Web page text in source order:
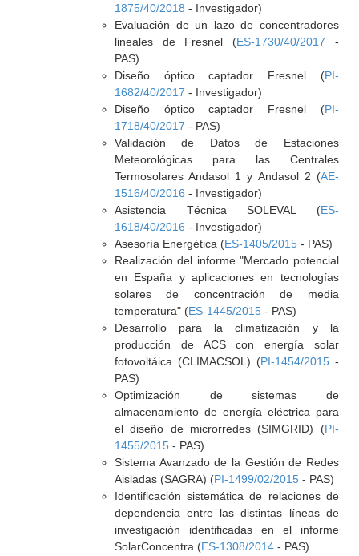
1875/40/2018 - Investigador)
Evaluación de un lazo de concentradores
lineales de Fresnel (ES-1730/40/2017 -
PAS)
Diseño óptico captador Fresnel (PI-
1682/40/2017 - Investigador)
Diseño óptico captador Fresnel (PI-
1718/40/2017 - PAS)
Validación de Datos de Estaciones
Meteorológicas para las Centrales
Termosolares Andasol 1 y Andasol 2 (AE-
1516/40/2016 - Investigador)
Asistencia Técnica SOLEVAL (ES-
1618/40/2016 - Investigador)
Asesoría Energética (ES-1405/2015- PAS)
Realización del informe "Mercado potencial
en España y aplicaciones en tecnologías
solares de concentración de media
temperatura" (ES-1445/2015- PAS)
Desarrollo para la climatización y la
producción de ACS con energía solar
fotovoltáica (CLIMACSOL) (PI-1454/2015-
PAS)
Optimización de sistemas de
almacenamiento de energía eléctrica para
el diseño de microrredes (SIMGRID) (PI-
1455/2015- PAS)
Sistema Avanzado de la Gestión de Redes
Aisladas (SAGRA) (PI-1499/02/2015- PAS)
Identificación sistemática de relaciones de
dependencia entre las distintas líneas de
investigación identificadas en el informe
SolarConcentra (ES-1308/2014- PAS)